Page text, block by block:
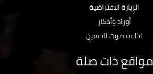
الزيارة الافتراضية
أوراد وأذكار
اذاعة صوت الحسين
مواقع ذات صلة